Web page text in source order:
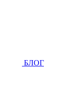
БЛОГ